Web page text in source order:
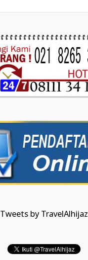
Tweets by TravelAlhijaz